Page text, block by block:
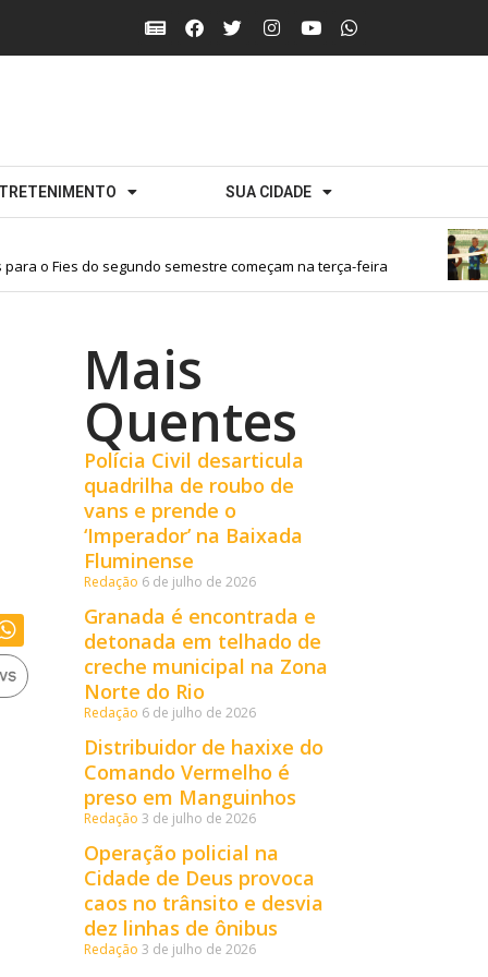
SUA CIDADE
o Fies do segundo semestre começam na terça-feira
Mais
Quentes
Polícia Civil desarticula
quadrilha de roubo de
vans e prende o
‘Imperador’ na Baixada
Fluminense
Redação 6 de julho de 2026
Granada é encontrada e
detonada em telhado de
creche municipal na Zona
Norte do Rio
Redação 6 de julho de 2026
Distribuidor de haxixe do
Comando Vermelho é
preso em Manguinhos
Redação 3 de julho de 2026
Operação policial na
Cidade de Deus provoca
caos no trânsito e desvia
dez linhas de ônibus
Redação 3 de julho de 2026